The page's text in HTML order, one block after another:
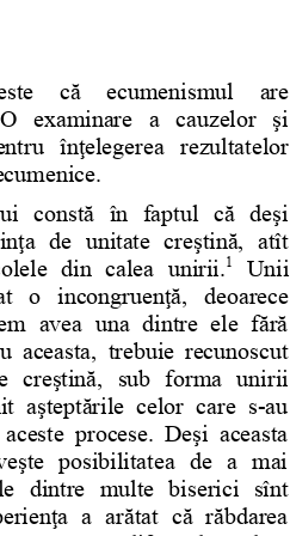
că   ecumenismul   are
examinare  a cauzelor  şi
înţelegerea  rezultatelor
constă în faptul că deşi
de unitate creştină, atît
din calea unirii.1
  Unii
o incongruenţă, deoarece
avea una dintre ele fără
trebuie recunoscut
creştină, sub forma unirii
aşteptările celor care s-au
procese. Deşi aceasta
posibilitatea de a mai
dintre multe biserici sînt
a arătat că răbdarea